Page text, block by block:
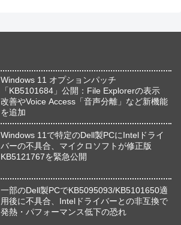
Windows 11 オプションパッチ
「KB5101684」公開：File Explorerの表示
改善やVoice Access「音声分離」など新機能
を追加
Windows 11で特定のDell製PCにIntelドライ
バーの不具合、マイクロソフトが修正版
KB5121767を緊急公開
一部のDell製PCでKB5095093/KB5101650適
用後に不具合、Intelドライバーとの非互換で
発熱・パフォーマンス低下の恐れ